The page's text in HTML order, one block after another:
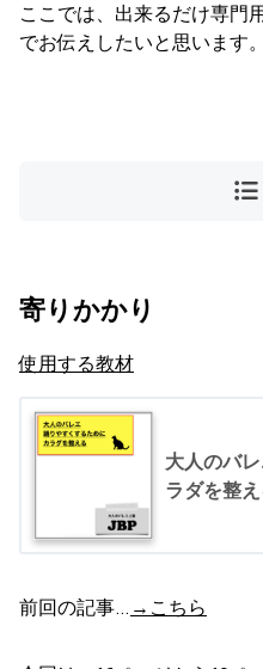
ここでは、出来るだけ専門
でお伝えしたいと思います。
寄りかかり
使用する教材
大人のバ
ラダを整
前回の記事… →こちら